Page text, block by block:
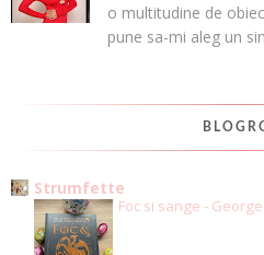
o multitudine de
pune sa-mi aleg un
Strumfette
Foc si sange -